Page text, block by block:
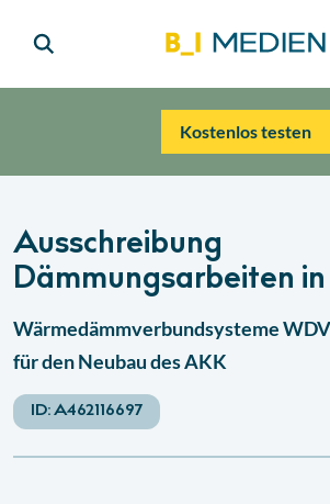
Kostenlos testen
Ausschreibung
Dämmungsarbeiten
Wärmedämmverbundsysteme
für den Neubau des AKK
ID:A462116697